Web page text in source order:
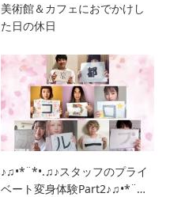
美術館＆カフェにおでかけし
た日の休日
♪♫•*¨*•.♫♪スタッフのプライ
ベート変身体験Part2♪♫•*¨…